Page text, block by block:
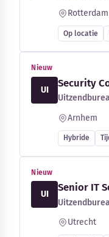
Rotterdam
Op locatie
Nieuw
UI
Security
Arnhem
Hybride
Nieuw
UI
Senior IT
Utrecht